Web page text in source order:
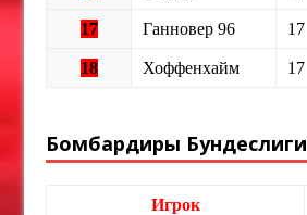
17 Ганновер 96 17
18 Хоффенхайм 17
Бомбардиры Бундеслиги
Игрок